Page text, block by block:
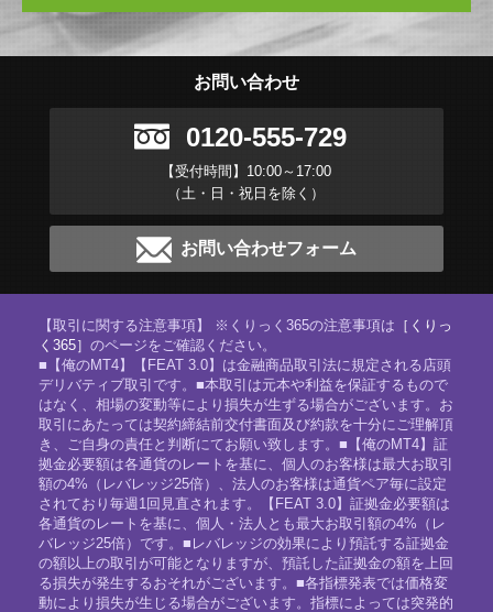
お問い合わせ
0120-555-729
【受付時間】10:00～17:00
（土・日・祝日を除く）
お問い合わせフォーム
【取引に関する注意事項】 ※くりっく365の注意事項は ［くりっ
く365］ のページをご確認ください。
■【俺のMT4】【FEAT 3.0】は金融商品取引法に規定される店頭
デリバティブ取引です。■本取引は元本や利益を保証するもので
はなく、相場の変動等により損失が生ずる場合がございます。お
取引にあたっては契約締結前交付書面及び約款を十分にご理解頂
き、ご自身の責任と判断にてお願い致します。■【俺のMT4】証
拠金必要額は各通貨のレートを基に、個人のお客様は最大お取引
額の4%（レバレッジ25倍）、法人のお客様は通貨ペア毎に設定
されており毎週1回見直されます。【FEAT 3.0】証拠金必要額は
各通貨のレートを基に、個人・法人とも最大お取引額の4%（レ
バレッジ25倍）です。■レバレッジの効果により預託する証拠金
の額以上の取引が可能となりますが、預託した証拠金の額を上回
る損失が発生するおそれがございます。■各指標発表では価格変
動により損失が生じる場合がございます。指標によっては突発的